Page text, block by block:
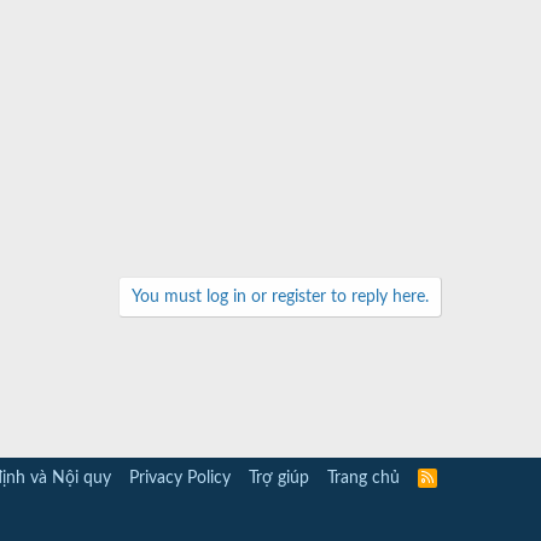
You must log in or register to reply here.
và Nội quy Privacy Policy Trợ giúp Trang chủ
R